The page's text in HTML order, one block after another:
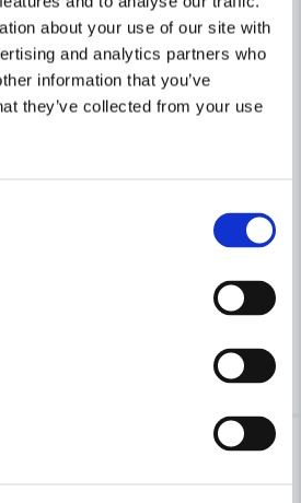
about your use of our site with
and analytics partners who
information that you’ve
they’ve collected from your use
ca
HiKOKI G15VA Vinkelslip
Leveranstid ifrån leverantör ca